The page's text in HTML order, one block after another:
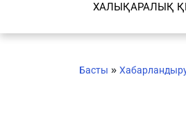
ХАЛЫҚАРАЛЫҚ
Басты »